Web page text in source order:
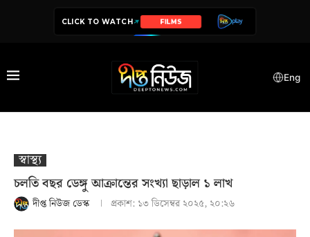
CLICK TO WATCH FILMS
SERIES
Eng
স্বাস্থ‍্য
চলতি বছর ডেঙ্গু আক্রান্তের সংখ্যা ছাড়াল ১ লাখ
দীপ্ত নিউজ ডেস্ক প্রকাশ: ১৩ ডিসেম্বর ২০২৫, ২০:২৬